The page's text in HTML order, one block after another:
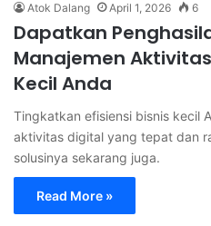
Atok Dalang April 1, 2026 6
Dapatkan
Manajemen
Kecil Anda
Tingkatkan efisiensi bisnis kecil
aktivitas digital yang tepat dan
solusinya sekarang juga.
Read More »